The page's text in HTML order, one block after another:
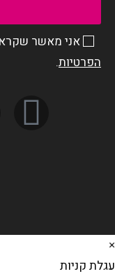
אני מאשר
הפרטיות.
קניות